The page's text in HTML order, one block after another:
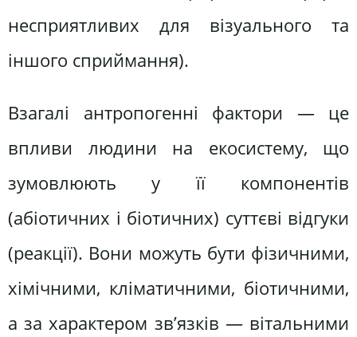
несприятливих для візуального та
іншого сприймання).
Взагалі антропогенні фактори — це
впливи людини на екосистему, що
зумовлюють у її компонентів
(абіотичних і біотичних) суттєві відгуки
(реакції). Вони можуть бути фізичними,
хімічними, кліматичними, біотичними,
а за характером зв’язків — вітальними